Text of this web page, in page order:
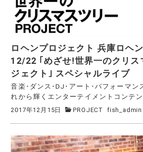
ロヘンプロジェクト 兵庫ロヘ
12/22 ｢めざせ!世界一のクリス
ジェクト｣ スペシャルライブ
音楽･ダンス･DJ･アート･パフォーマン
れから輝くエンターテイメントコンテン
2017年12月15日 PROJECT fish_admin